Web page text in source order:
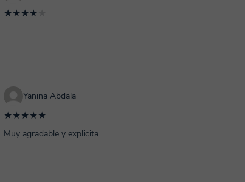
★★★★
Yanina Abdala
★★★★★
Muy agradable y explicita.